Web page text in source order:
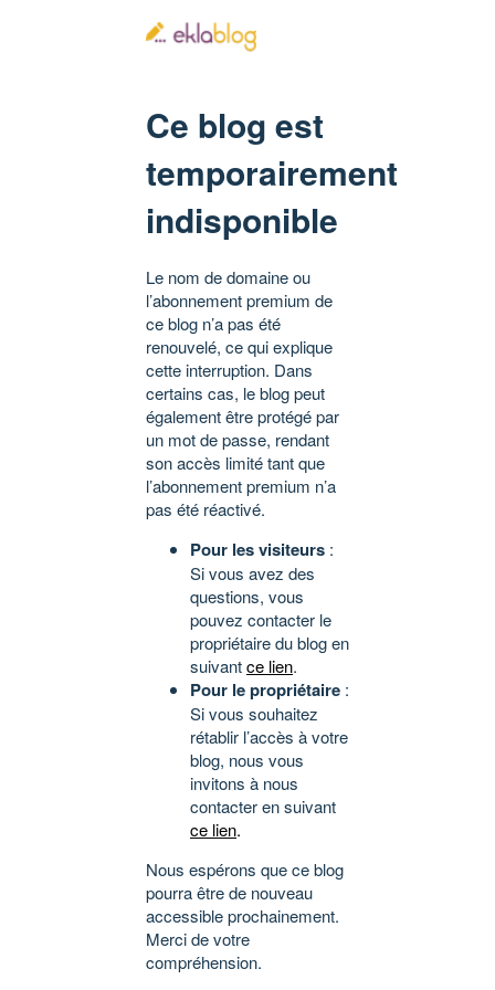
Ce blog est
temporairement
indisponible
Le nom de domaine ou
l’abonnement premium de
ce blog n’a pas été
renouvelé, ce qui explique
cette interruption. Dans
certains cas, le blog peut
également être protégé par
un mot de passe, rendant
son accès limité tant que
l’abonnement premium n’a
pas été réactivé.
Pour les visiteurs :
Si vous avez des
questions, vous
pouvez contacter le
propriétaire du blog en
suivantce lien.
Pour le propriétaire :
Si vous souhaitez
rétablir l’accès à votre
blog, nous vous
invitons à nous
contacter en suivant
ce lien.
Nous espérons que ce blog
pourra être de nouveau
accessible prochainement.
Merci de votre
compréhension.